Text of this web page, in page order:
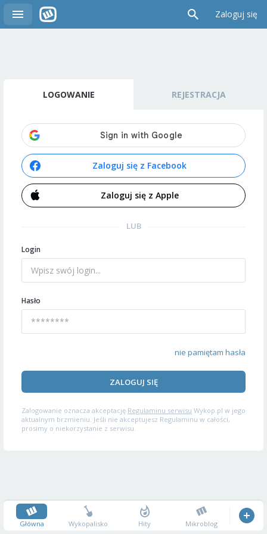
Zaloguj się
LOGOWANIE REJESTRACJA
Zaloguj się z Facebook
Zaloguj się z Apple
LUB
Login
Hasło
nie pamiętam hasła
ZALOGUJ SIĘ
Zalogowanie oznacza akceptację Regulaminu serwisu Wykop.pl w jego
aktualnym brzmieniu. Jeśli nie akceptujesz Regulaminu w całości,
prosimy o niekorzystanie z serwisu.
Główna Wykopalisko Hity Mikroblog